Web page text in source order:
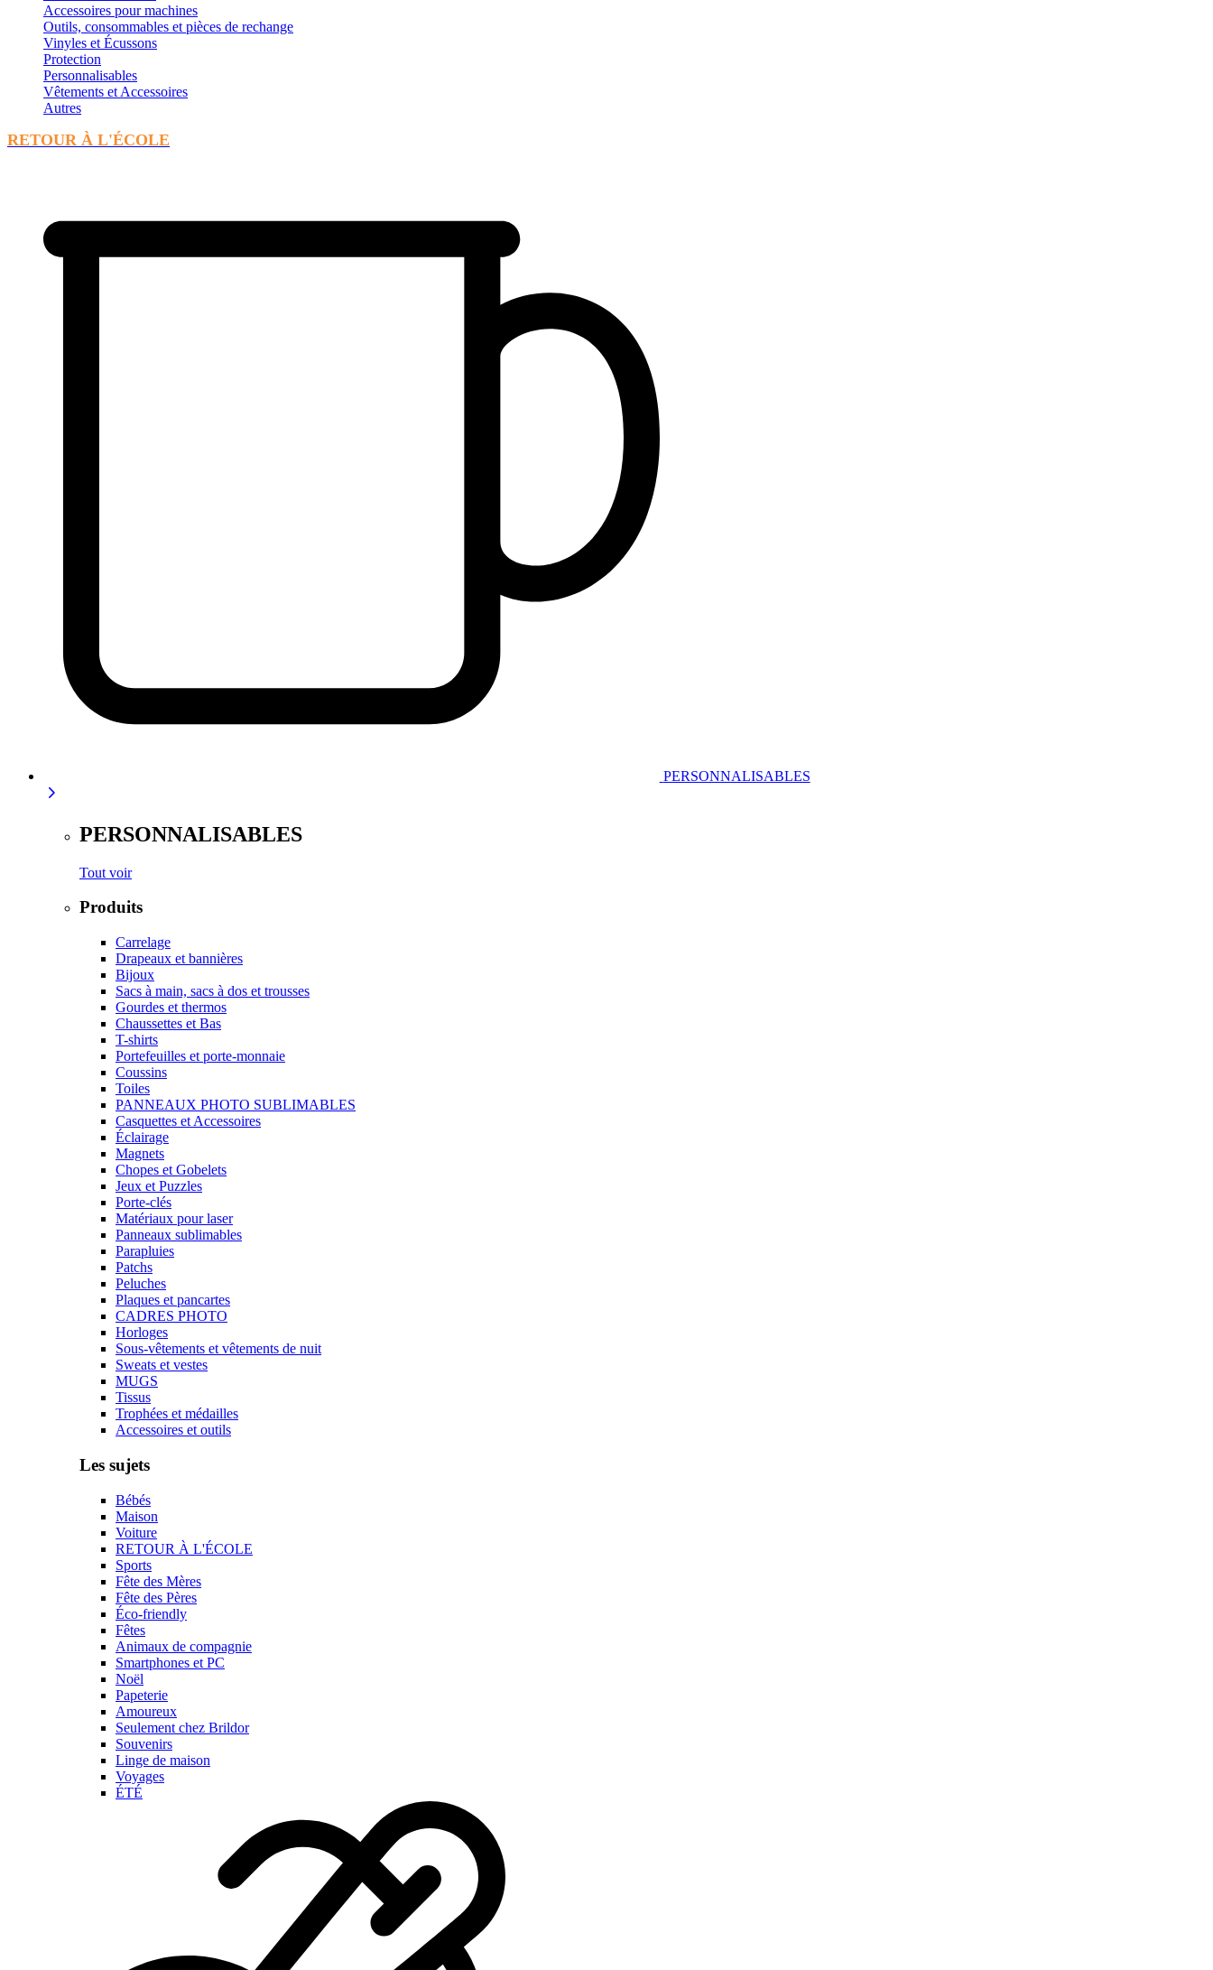
Accessoires pour machines
Outils, consommables et pièces de rechange
Vinyles et Écussons
Protection
Personnalisables
Vêtements et Accessoires
Autres
RETOUR À L'ÉCOLE
PERSONNALISABLES
PERSONNALISABLES
Tout voir
Produits
Carrelage
Drapeaux et bannières
Bijoux
Sacs à main, sacs à dos et trousses
Gourdes et thermos
Chaussettes et Bas
T-shirts
Portefeuilles et porte-monnaie
Coussins
Toiles
PANNEAUX PHOTO SUBLIMABLES
Casquettes et Accessoires
Éclairage
Magnets
Chopes et Gobelets
Jeux et Puzzles
Porte-clés
Matériaux pour laser
Panneaux sublimables
Parapluies
Patchs
Peluches
Plaques et pancartes
CADRES PHOTO
Horloges
Sous-vêtements et vêtements de nuit
Sweats et vestes
MUGS
Tissus
Trophées et médailles
Accessoires et outils
Les sujets
Bébés
Maison
Voiture
RETOUR À L'ÉCOLE
Sports
Fête des Mères
Fête des Pères
Éco-friendly
Fêtes
Animaux de compagnie
Smartphones et PC
Noël
Papeterie
Amoureux
Seulement chez Brildor
Souvenirs
Linge de maison
Voyages
ÉTÉ